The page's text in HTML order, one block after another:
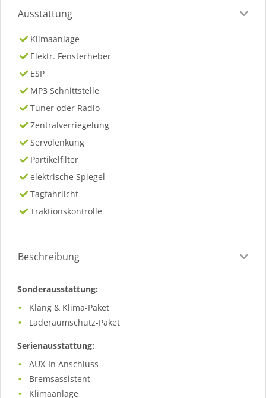
Ausstattung
Klimaanlage
Elektr. Fensterheber
ESP
MP3 Schnittstelle
Tuner oder Radio
Zentralverriegelung
Servolenkung
Partikelfilter
elektrische Spiegel
Tagfahrlicht
Traktionskontrolle
Beschreibung
Sonderausstattung:
Klang & Klima-Paket
Laderaumschutz-Paket
Serienausstattung:
AUX-In Anschluss
Bremsassistent
Klimaanlage